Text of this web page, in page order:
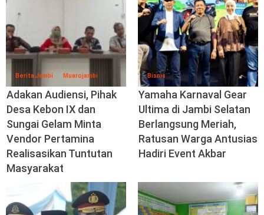
Berita Jambi Muarojambi
Adakan Audiensi, Pihak
Desa Kebon IX dan
Sungai Gelam Minta
Vendor Pertamina
Realisasikan Tuntutan
Masyarakat
Bisnis
Yamaha Karnaval Gear
Ultima di Jambi Selatan
Berlangsung Meriah,
Ratusan Warga Antusias
Hadiri Event Akbar